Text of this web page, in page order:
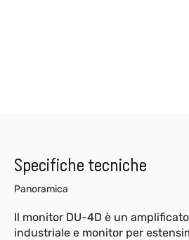
Specifiche tecniche
Panoramica
Il monitor DU-4D è un
industriale e monitor per